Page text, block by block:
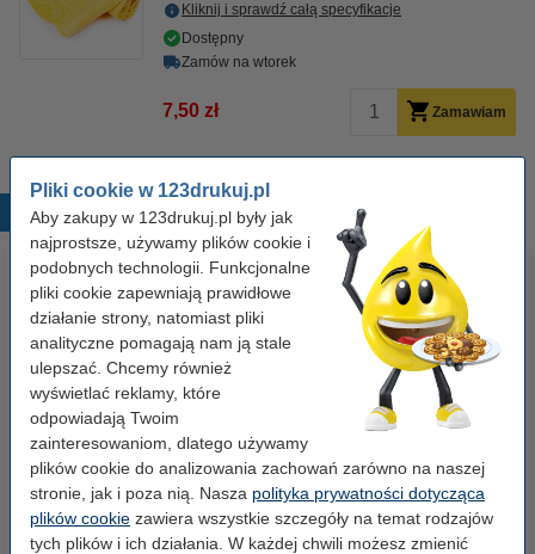
Pliki cookie w 123drukuj.pl
Aby zakupy w 123drukuj.pl były jak
najprostsze, używamy plików cookie i
podobnych technologii. Funkcjonalne
pliki cookie zapewniają prawidłowe
działanie strony, natomiast pliki
analityczne pomagają nam ją stale
ulepszać. Chcemy również
wyświetlać reklamy, które
odpowiadają Twoim
zainteresowaniom, dlatego używamy
plików cookie do analizowania zachowań zarówno na naszej
stronie, jak i poza nią. Nasza polityka prywatności dotycząca
plików cookie zawiera wszystkie szczegóły na temat rodzajów
tych plików i ich działania. W każdej chwili możesz zmienić
Kliknij i sprawdź całą specyfikacje
Dostępny
Zamów na wtorek
7,50 zł Zamawiam
Popularne produkty
Papier ksero A4 80 g/m2 (500
szt.), 123drukuj
23,00 zł z VAT
Papier ksero A4 80 g/m2 (2500
szt.), 123drukuj (5 ryz)
110,00 zł z VAT